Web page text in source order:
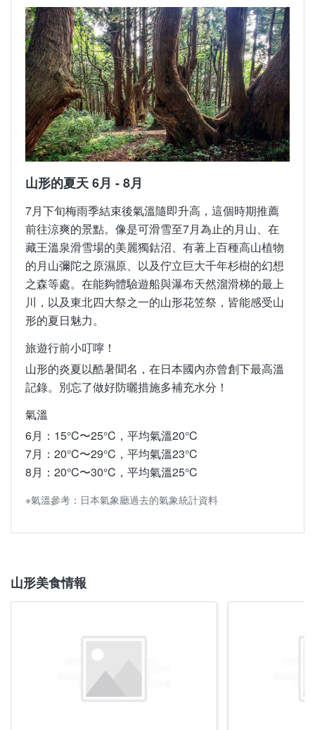
山形的春天 3月 - 5月
隨著雪融後新芽冒出，山形正式進入春天，櫻花於4
月上旬綻放，知名賞櫻景點包含中山河川公園和馬見
崎櫻花道。黃昏時推薦到由良海岸靜賞映照在海面上
的夕陽。此外，在春夏季開放的月山滑雪場內，從4
月至7月皆可滑雪。春季前往山形，還可欣賞到月山
志津溫泉周邊的雪融水匯集成瀑布順流而下般，融合
春季與冬季的景觀。
氣溫
3月：0°C〜9°C，平均氣溫4°C
4月：4°C〜16°C，平均氣溫10°C
※氣溫參考：日本氣象廳過去的氣象統計資料
山形的夏天 6月 - 8月
7月下旬梅雨季結束後氣溫隨即升高，這個時期推薦
前往涼爽的景點。像是可滑雪至7月為止的月山、在
藏王溫泉滑雪場的美麗獨鈷沼、有著上百種高山植物
的月山彌陀之原濕原、以及佇立巨大千年杉樹的幻想
之森等處。在能夠體驗遊船與瀑布天然溜滑梯的最上
川，以及東北四大祭之一的山形花笠祭，皆能感受山
形的夏日魅力。
旅遊行前小叮嚀！
山形的炎夏以酷暑聞名，在日本國內亦曾創下最高溫
記錄。別忘了做好防曬措施多補充水分！
氣溫
6月：15°C〜25°C，平均氣溫20°C
7月：20°C〜29°C，平均氣溫23°C
8月：20°C〜30°C，平均氣溫25°C
※氣溫參考：日本氣象廳過去的氣象統計資料
山形美食情報